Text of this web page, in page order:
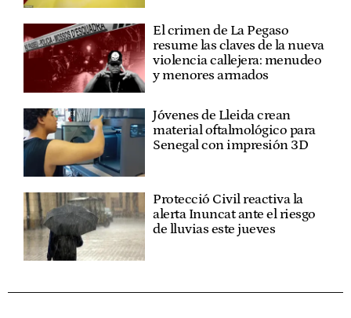
El crimen de La Pegaso
resume las claves de la nueva
violencia callejera: menudeo
y menores armados
Jóvenes de Lleida crean
material oftalmológico para
Senegal con impresión 3D
Protecció Civil reactiva la
alerta Inuncat ante el riesgo
de lluvias este jueves